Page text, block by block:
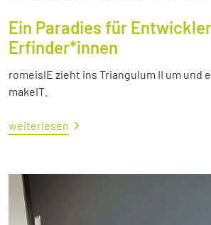
Ein Paradies für
Erfinder*innen
romeisIE zieht ins Triangulum II um und
makeIT.
weiterlesen